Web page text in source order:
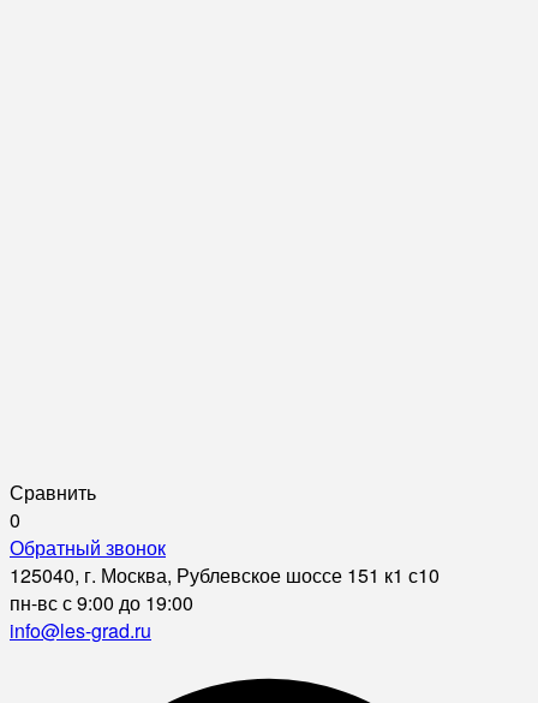
Сравнить
0
Обратный звонок
125040, г. Москва, Рублевское шоссе 151 к1 с10
пн-вс с 9:00 до 19:00
info@les-grad.ru